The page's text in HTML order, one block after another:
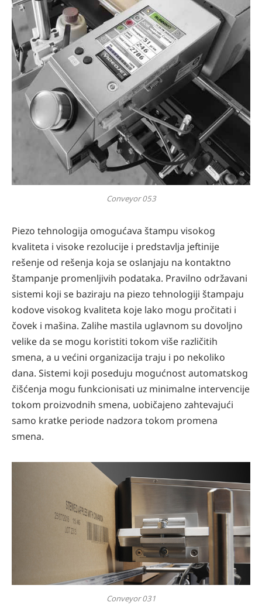
Conveyor 053
Piezo tehnologija omogućava štampu visokog
kvaliteta i visoke rezolucije i predstavlja jeftinije
rešenje od rešenja koja se oslanjaju na kontaktno
štampanje promenljivih podataka. Pravilno održavani
sistemi koji se baziraju na piezo tehnologiji štampaju
kodove visokog kvaliteta koje lako mogu pročitati i
čovek i mašina. Zalihe mastila uglavnom su dovoljno
velike da se mogu koristiti tokom više različitih
smena, a u većini organizacija traju i po nekoliko
dana. Sistemi koji poseduju mogućnost automatskog
čišćenja mogu funkcionisati uz minimalne intervencije
tokom proizvodnih smena, uobičajeno zahtevajući
samo kratke periode nadzora tokom promena
smena.
Conveyor 031